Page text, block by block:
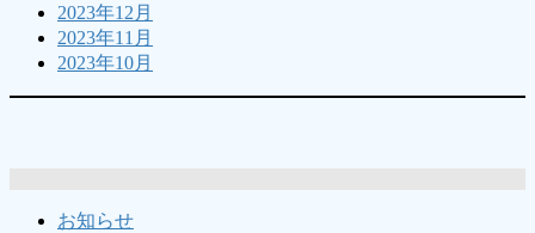
2023年12月
2023年11月
2023年10月
お知らせ